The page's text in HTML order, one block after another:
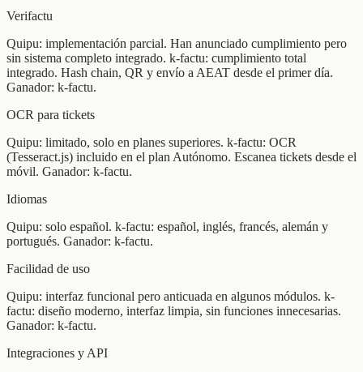
Verifactu
Quipu: implementación parcial. Han anunciado cumplimiento pero
sin sistema completo integrado. k-factu: cumplimiento total
integrado. Hash chain, QR y envío a AEAT desde el primer día.
Ganador: k-factu.
OCR para tickets
Quipu: limitado, solo en planes superiores. k-factu: OCR
(Tesseract.js) incluido en el plan Autónomo. Escanea tickets desde el
móvil. Ganador: k-factu.
Idiomas
Quipu: solo español. k-factu: español, inglés, francés, alemán y
portugués. Ganador: k-factu.
Facilidad de uso
Quipu: interfaz funcional pero anticuada en algunos módulos. k-
factu: diseño moderno, interfaz limpia, sin funciones innecesarias.
Ganador: k-factu.
Integraciones y API